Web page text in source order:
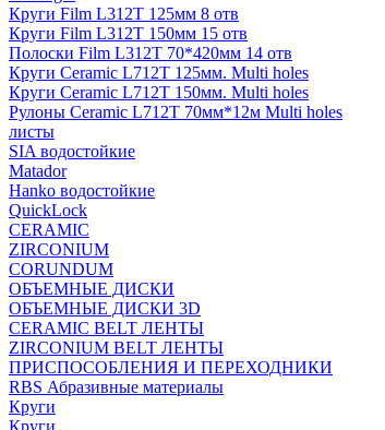
Круги Film L312T 125мм 8 отв
Круги Film L312T 150мм 15 отв
Полоски Film L312T 70*420мм 14 отв
Круги Ceramic L712T 125мм. Multi holes
Круги Ceramic L712T 150мм. Multi holes
Рулоны Ceramic L712T 70мм*12м Multi holes
листы
SIA водостойкие
Matador
Hanko водостойкие
QuickLock
CERAMIC
ZIRCONIUM
СORUNDUM
ОБЪЕМНЫЕ ДИСКИ
ОБЪЕМНЫЕ ДИСКИ 3D
CERAMIC BELT ЛЕНТЫ
ZIRCONIUM BELT ЛЕНТЫ
ПРИСПОСОБЛЕНИЯ И ПЕРЕХОДНИКИ
RBS Абразивные материалы
Круги
Круги